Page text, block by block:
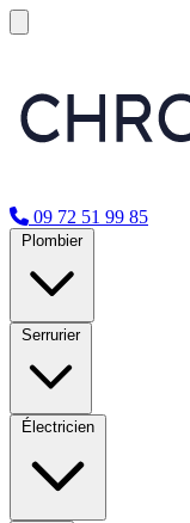
09 72 51 99 85
Plombier
Serrurier
Électricien